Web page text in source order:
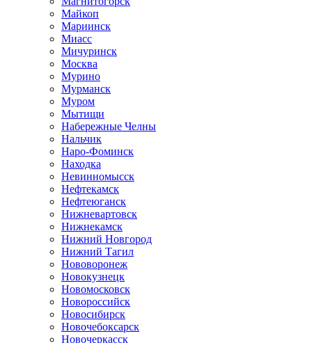
Майкоп
Мариинск
Миасс
Мичуринск
Москва
Мурино
Мурманск
Муром
Мытищи
Набережные Челны
Нальчик
Наро-Фоминск
Находка
Невинномысск
Нефтекамск
Нефтеюганск
Нижневартовск
Нижнекамск
Нижний Новгород
Нижний Тагил
Нововоронеж
Новокузнецк
Новомосковск
Новороссийск
Новосибирск
Новочебоксарск
Новочеркасск